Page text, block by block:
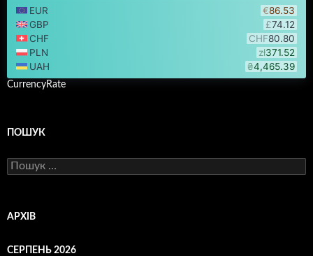
CurrencyRate
ПОШУК
Пошук:
АРХІВ
СЕРПЕНЬ 2026